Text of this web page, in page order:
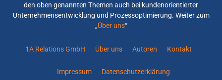
den oben genannten Themen auch bei kundenorientierter
Unternehmensentwicklung und Prozessoptimierung. Weiter zum
„Über uns“
1A Relations GmbH Über uns Autoren Kontakt
Impressum Datenschutzerklärung